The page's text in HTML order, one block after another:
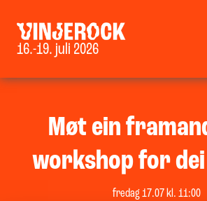
16.-19. juli 2026
Møt ein
workshop for dei
fredag 17.07 kl. 11:00